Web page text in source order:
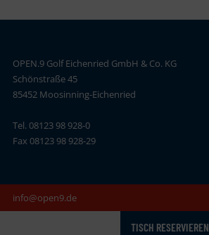
OPEN.9 Golf Eichenried GmbH & Co. KG
Schönstraße 45
85452 Moosinning-Eichenried
Tel. 08123 98 928-0
Fax 08123 98 928-29
info@open9.de
TISCH RESERVIEREN